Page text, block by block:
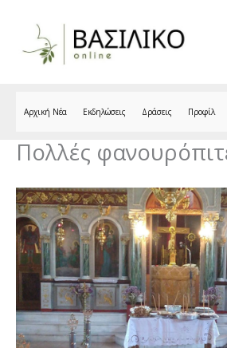
Αρχική Νέα Εκδηλώσεις Δράσεις Προφίλ
Πολλές